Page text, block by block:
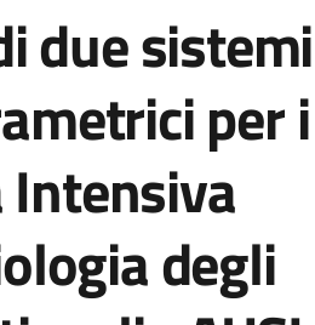
due sistemi
per i
Intensiva
degli